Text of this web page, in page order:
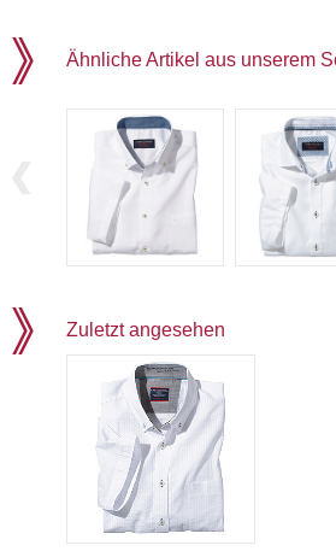
Ähnliche Artikel aus unserem
Zuletzt angesehen